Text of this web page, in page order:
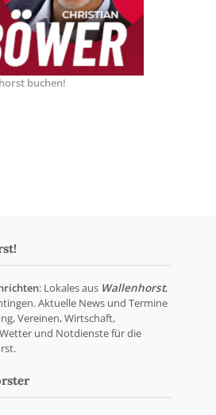
buchen!
: Lokales aus Wallenhorst,
Aktuelle News und Termine
Vereinen, Wirtschaft,
und Notdienste für die